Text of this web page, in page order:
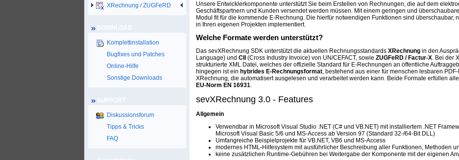
XRechnung / ZUGFeRD
Komplettinstallation
Bugfixes und Patches
Online-Hilfe
Sonstige Downloads
Diskussionsforum
Tipps & Tricks
FAQ
Unsere Entwicklerkomponente unterstützt Sie beim Erstellen von Rechnungen, die auf dem
Geschäftspartnern und Kunden versendet werden müssen. Mit einem geringen und
Modul fit für die kommende E-Rechnung. Die hierfür notwendigen Funktionen sind überschaubar,
in Ihren eigenen Projekten implementiert.
Welche Formate werden unterstützt?
Das sevXRechnung SDK unterstützt die aktuellen Rechnungsstandards XRechnung in den
Language) und CII (Cross Industry Invoice) von UN/CEFACT, sowie ZUGFeRD / Factur-X. Bei der
strukturierte XML Datei, welches der offizielle Standard für E-Rechnungen an öffentliche
hingegen ist ein hybrides E-Rechnungsformat, bestehend aus einer für menschen lesbaren
XRechnung, die automatisert ausgelesen und verarbeitet werden kann. Beide Formate erfüllen
EU-Norm EN 16931.
sevXRechnung 3.0 - Features
Allgemein
Verwendbar in Microsoft Visual Studio .NET (C# und VB.NET) mit installiertem .NET
Microsoft Visual Basic 5/6 und MS-Access ab Version 97 (Standard 32-/64-Bit DLL)
Umfangreiche Beispielprojekte für VB.NET, VB6 und MS-Access
modernes HTML-Hilfesystem mit ausführlicher Beschreibung aller Funktionen, Methoden
keine zusätzlichen Runtime-Gebühren bei Weitergabe der Komponente mit der eigenen